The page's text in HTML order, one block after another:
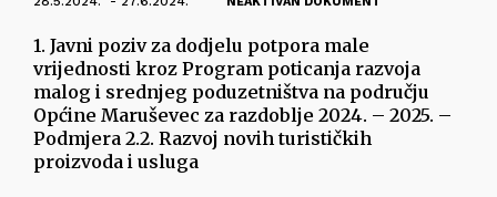
1. Javni poziv za dodjelu potpora male
vrijednosti kroz Program poticanja razvoja
malog i srednjeg poduzetništva na području
Općine Maruševec za razdoblje 2024. – 2025. –
Podmjera 2.2. Razvoj novih turističkih
proizvoda i usluga